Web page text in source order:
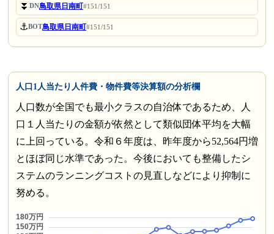
⏬DN鳥取県日南町#151/151
⚓BOT鳥取県日南町#151/151
人口1人当たり人件費・物件費等決算額の分析欄
人口数が全国でも最小クラスの自治体であるため、人
口１人当たりの金額が依然として類似団体平均を大幅
に上回っている。令和６年度は、昨年度から52,564円増
とほぼ同じ水準であった。今後においても整備したシ
ステムのランニングコストの見直しなどにより抑制に
努める。